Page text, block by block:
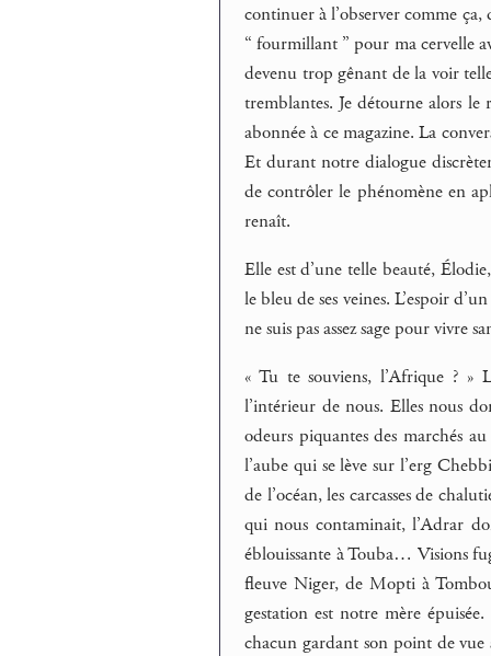
continuer à l’observer comme ça,
“ fourmillant ” pour ma cervelle
devenu trop gênant de la voir
tremblantes. Je détourne alors
abonnée à ce magazine. La
Et durant notre dialogue
de contrôler le phénomène en
renaît.
Elle est d’une telle beauté,
le bleu de ses veines. L’espoir
ne suis pas assez sage pour vivre
« Tu te souviens, l’Afrique ? »
l’intérieur de nous. Elles nous
odeurs piquantes des marchés
l’aube qui se lève sur l’erg
de l’océan, les carcasses de
qui nous contaminait, l’Adrar
éblouissante à Touba… Visions
fleuve Niger, de Mopti à
gestation est notre mère
chacun gardant son point de vue